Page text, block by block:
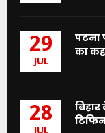
29
JUL
पटना
का
28